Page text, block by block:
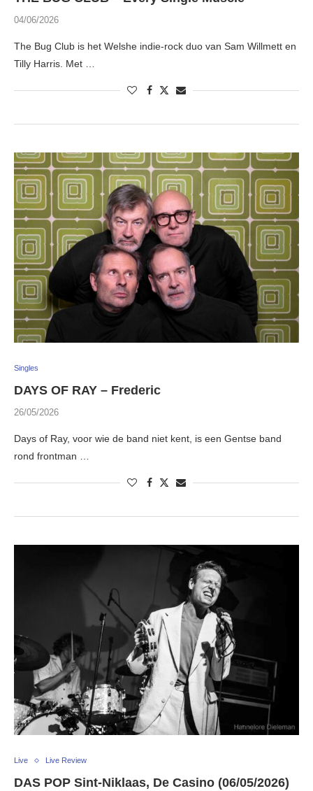
04/06/2026
The Bug Club is het Welshe indie-rock duo van Sam Willmett en
Tilly Harris. Met …
Singles
DAYS OF RAY – Frederic
26/05/2026
Days of Ray, voor wie de band niet kent, is een Gentse band
rond frontman …
Live Live Review
DAS POP Sint-Niklaas, De Casino (06/05/2026)